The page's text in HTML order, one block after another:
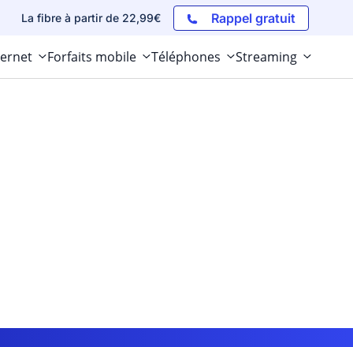
La fibre à partir de 22,99€ Rappel gratuit
Forfaits mobile Téléphones Streaming